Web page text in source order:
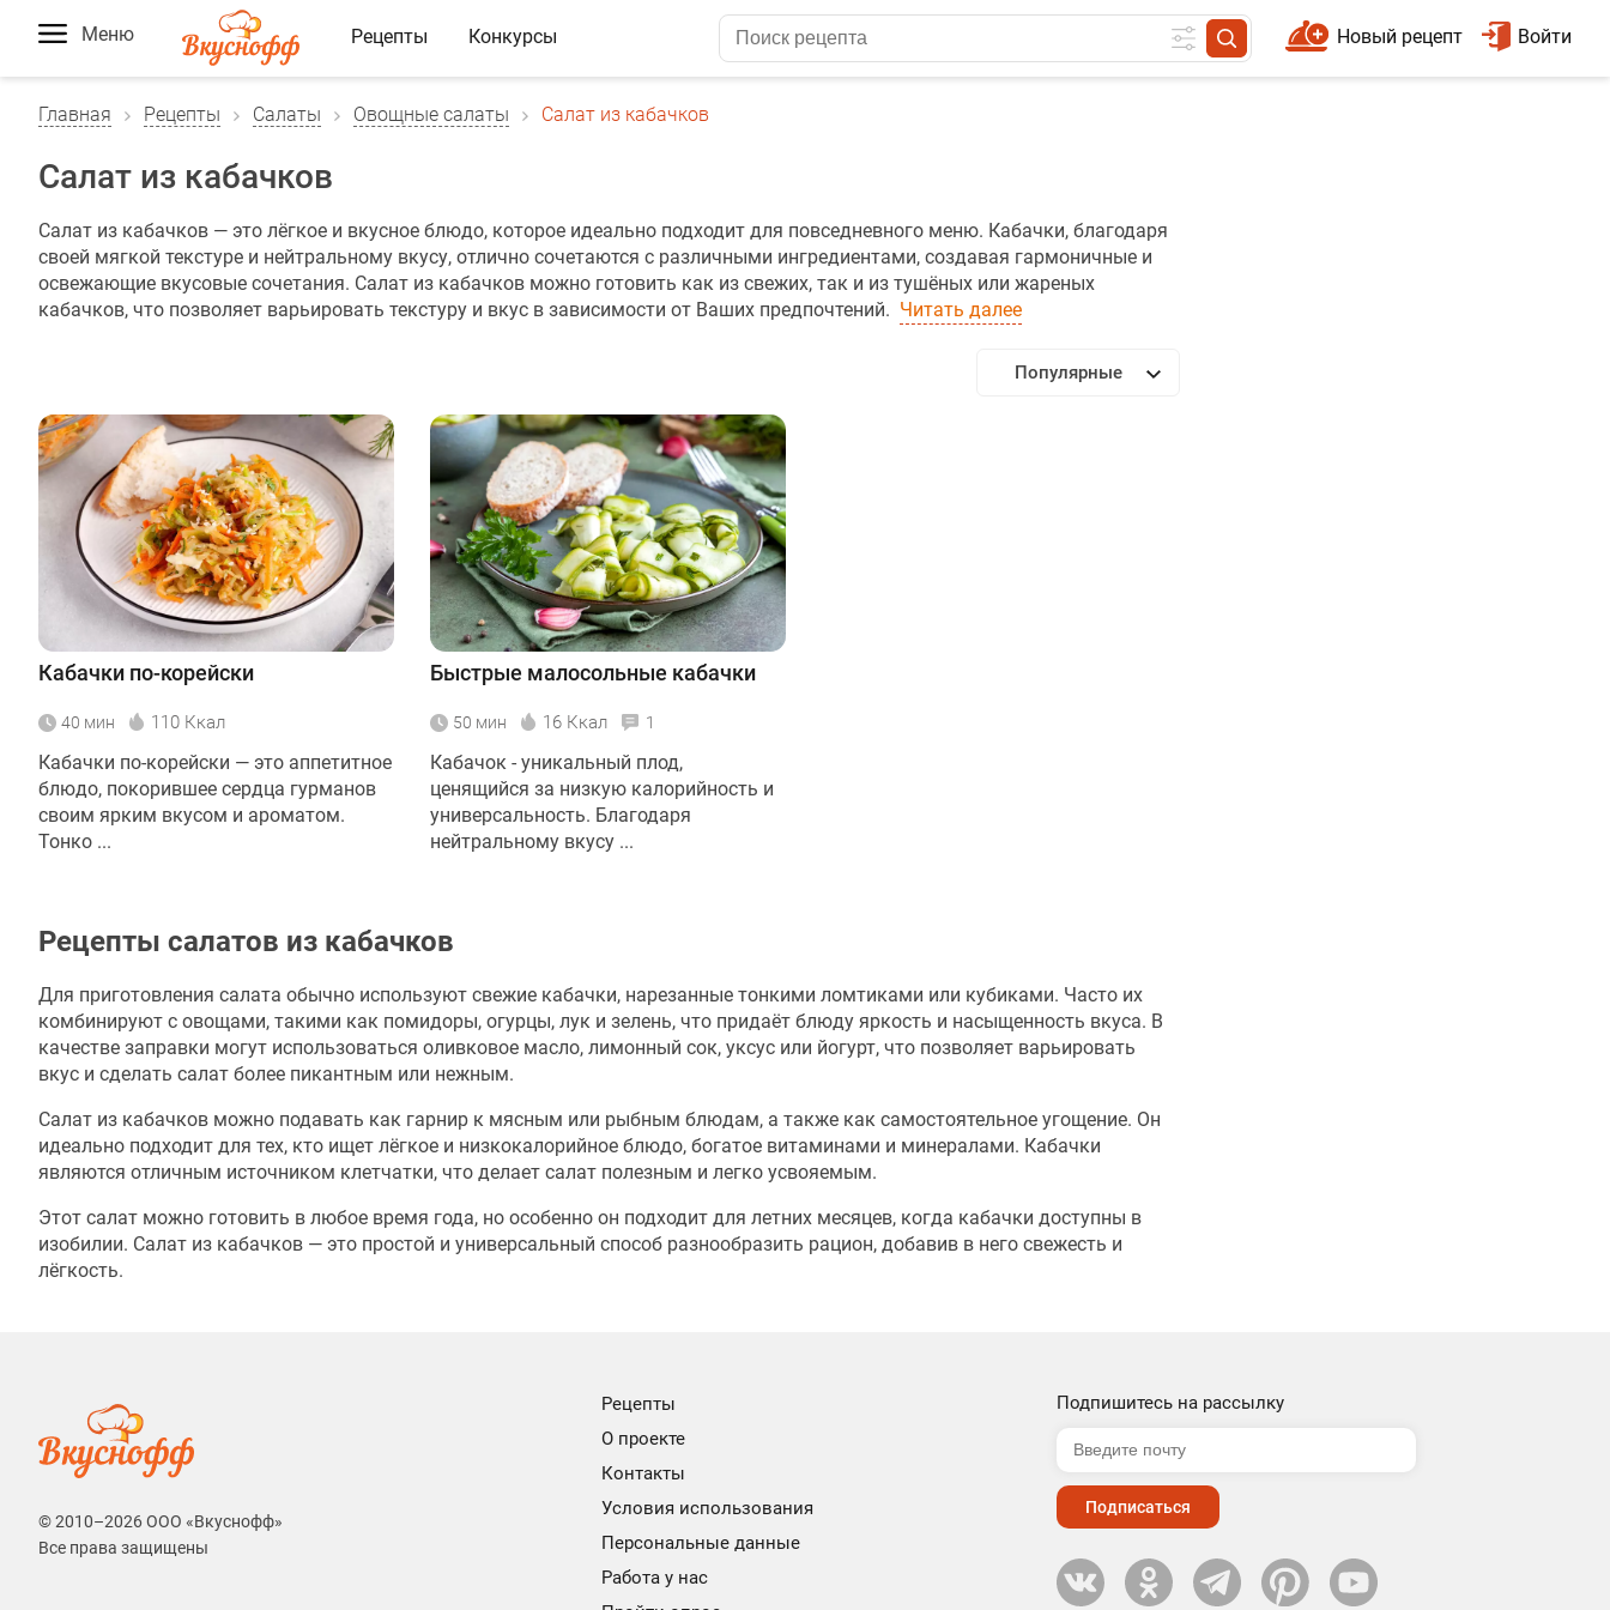
Меню Рецепты Конкурсы Войти
Новый рецепт
Главная Рецепты Салаты Овощные салаты Салат из кабачков
Салат из кабачков
Салат из кабачков — это лёгкое и вкусное блюдо, которое идеально подходит для повседневного меню. Кабачки, благодаря
своей мягкой текстуре и нейтральному вкусу, отлично сочетаются с различными ингредиентами, создавая гармоничные и
освежающие вкусовые сочетания. Салат из кабачков можно готовить как из свежих, так и из тушёных или жареных
кабачков, что позволяет варьировать текстуру и вкус в зависимости от Ваших предпочтений. Читать далее
Популярные
Кабачки по-корейски
40 мин 110 Ккал
Кабачки по-корейски — это аппетитное
блюдо, покорившее сердца гурманов
своим ярким вкусом и ароматом.
Тонко ...
Быстрые малосольные кабачки
50 мин 16 Ккал 1
Кабачок - уникальный плод,
ценящийся за низкую калорийность и
универсальность. Благодаря
нейтральному вкусу ...
Рецепты салатов из кабачков
Для приготовления салата обычно используют свежие кабачки, нарезанные тонкими ломтиками или кубиками. Часто их
комбинируют с овощами, такими как помидоры, огурцы, лук и зелень, что придаёт блюду яркость и насыщенность вкуса. В
качестве заправки могут использоваться оливковое масло, лимонный сок, уксус или йогурт, что позволяет варьировать
вкус и сделать салат более пикантным или нежным.
Салат из кабачков можно подавать как гарнир к мясным или рыбным блюдам, а также как самостоятельное угощение. Он
идеально подходит для тех, кто ищет лёгкое и низкокалорийное блюдо, богатое витаминами и минералами. Кабачки
являются отличным источником клетчатки, что делает салат полезным и легко усвояемым.
Этот салат можно готовить в любое время года, но особенно он подходит для летних месяцев, когда кабачки доступны в
изобилии. Салат из кабачков — это простой и универсальный способ разнообразить рацион, добавив в него свежесть и
лёгкость.
Рецепты
О проекте
Контакты
Условия использования
Персональные данные
Работа у нас
Подпишитесь на рассылку
Подписаться
© 2010–2026 ООО «Вкуснофф»
Все права защищены